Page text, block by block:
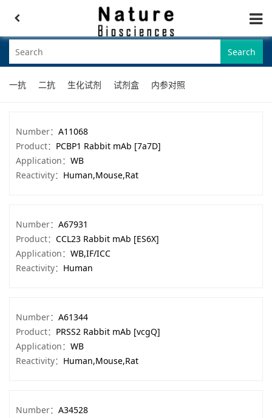
Search
一抗 二抗 生化试剂 试剂盒 内参对照
Number： A11068
Product： PCBP1 Rabbit mAb [7a7D]
Application： WB
Reactivity： Human,Mouse,Rat
Number： A67931
Product： CCL23 Rabbit mAb [ES6X]
Application： WB,IF/ICC
Reactivity： Human
Number： A61344
Product： PRSS2 Rabbit mAb [vcgQ]
Application： WB
Reactivity： Human,Mouse,Rat
Number： A34528